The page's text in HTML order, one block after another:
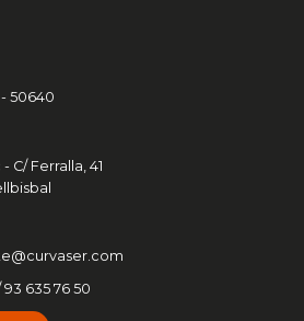
- 50640
C/ Ferralla, 41
93 635 76 50